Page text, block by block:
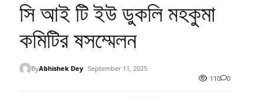
সি আই টি ইউ ডুকলি মহকুমা
কমিটির ষসম্মেলন
ByAbhishek Dey September 11, 2025
110
0